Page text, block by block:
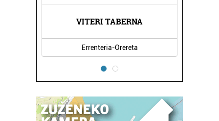
VITERI TABERNA
Errenteria-Orereta